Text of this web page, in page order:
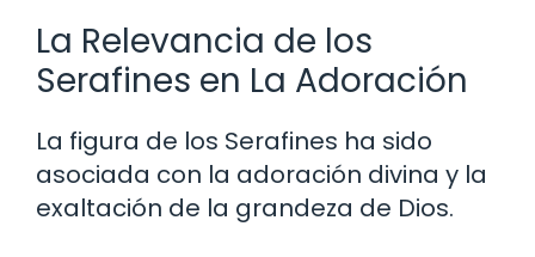
La Relevancia de los
Serafines en La Adoración
La figura de los Serafines ha sido
asociada con la adoración divina y la
exaltación de la grandeza de Dios.